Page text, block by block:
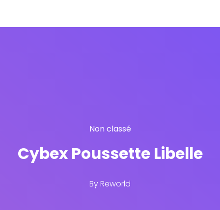
Non classé
Cybex Poussette Libelle
ByReworld